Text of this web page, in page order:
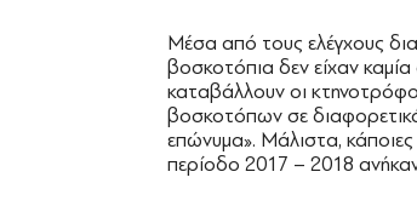
Μέσα από τους ελέγχους
βοσκοτόπια δεν είχαν
καταβάλλουν οι
βοσκοτόπων σε
επώνυμα». Μάλιστα, κάποιες
περίοδο 2017 – 2018